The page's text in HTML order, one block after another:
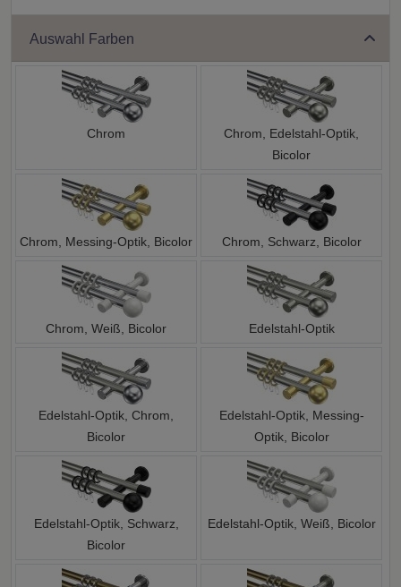
Auswahl Farben
Chrom
Chrom, Edelstahl-Optik,
Bicolor
Chrom, Messing-Optik, Bicolor Chrom, Schwarz, Bicolor
Chrom, Weiß, Bicolor Edelstahl-Optik
Edelstahl-Optik, Chrom,
Bicolor
Edelstahl-Optik, Messing-
Optik, Bicolor
Edelstahl-Optik, Schwarz,
Bicolor
Edelstahl-Optik, Weiß, Bicolor